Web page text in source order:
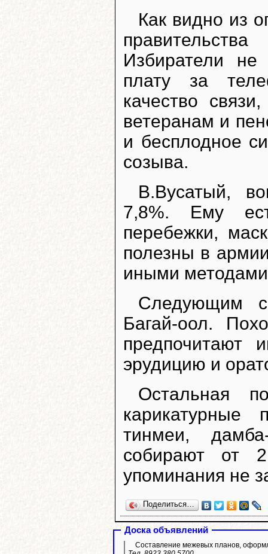
Как видно из
Избиратели
плату за
качество
ветеранам и
и бесплодное
созыва.
В.Вусатый,
7,8%. Ему
перебежки,
полезны в
иными
Следующим
Багай-оол.
предпочитают
эрудицию и
Остальная
карикатурные
тинмеи,
собирают от
упоминания не
Поделиться…
Доска объявлений
Составление межевых планов,